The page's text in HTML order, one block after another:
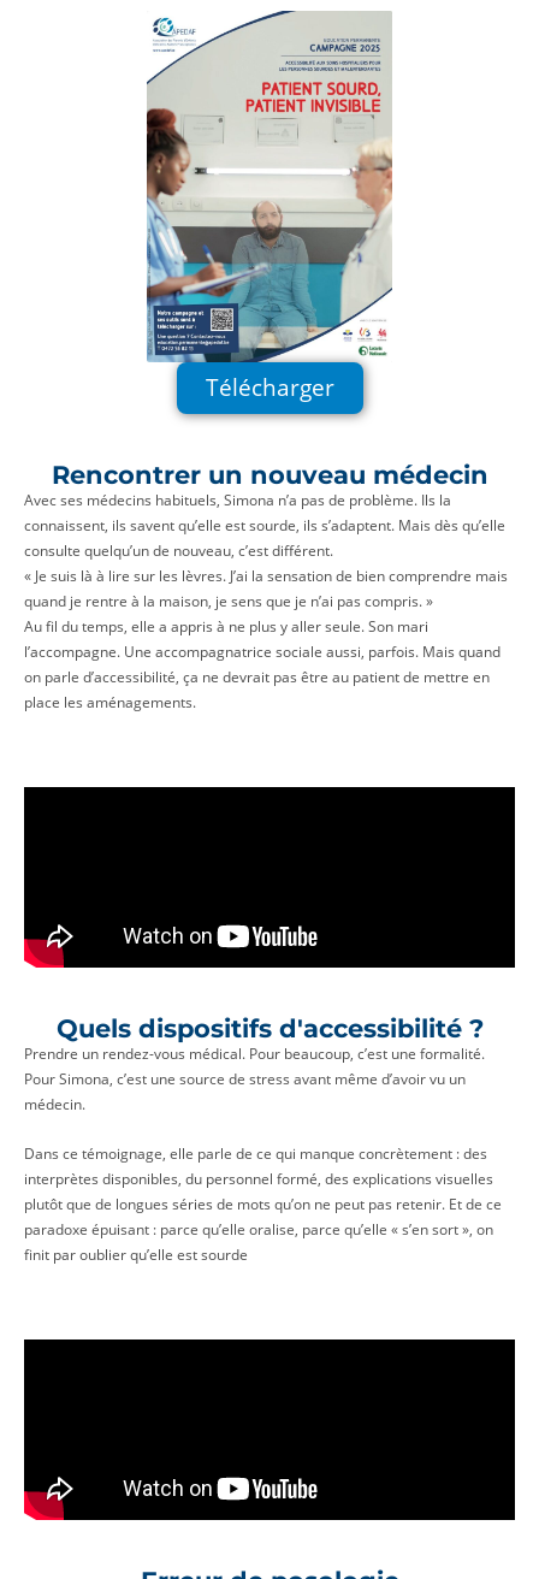
Télécharger
Rencontrer un nouveau médecin
Avec ses médecins habituels, Simona n’a pas de problème. Ils la
connaissent, ils savent qu’elle est sourde, ils s’adaptent. Mais dès qu’elle
consulte quelqu’un de nouveau, c’est différent.
« Je suis là à lire sur les lèvres. J’ai la sensation de bien comprendre mais
quand je rentre à la maison, je sens que je n’ai pas compris. »
Au fil du temps, elle a appris à ne plus y aller seule. Son mari
l’accompagne. Une accompagnatrice sociale aussi, parfois. Mais quand
on parle d’accessibilité, ça ne devrait pas être au patient de mettre en
place les aménagements.
Quels dispositifs d'accessibilité ?
Prendre un rendez-vous médical. Pour beaucoup, c’est une formalité.
Pour Simona, c’est une source de stress avant même d’avoir vu un
médecin.
Dans ce témoignage, elle parle de ce qui manque concrètement : des
interprètes disponibles, du personnel formé, des explications visuelles
plutôt que de longues séries de mots qu’on ne peut pas retenir. Et de ce
paradoxe épuisant : parce qu’elle oralise, parce qu’elle « s’en sort », on
finit par oublier qu’elle est sourde